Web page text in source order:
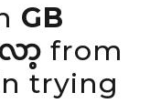
GB
ာ့ from
trying